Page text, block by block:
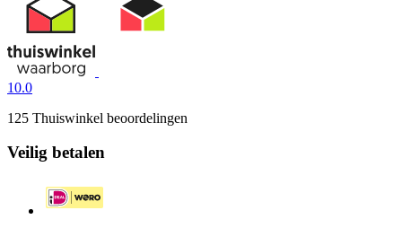
10.0
125 Thuiswinkel beoordelingen
Veilig betalen